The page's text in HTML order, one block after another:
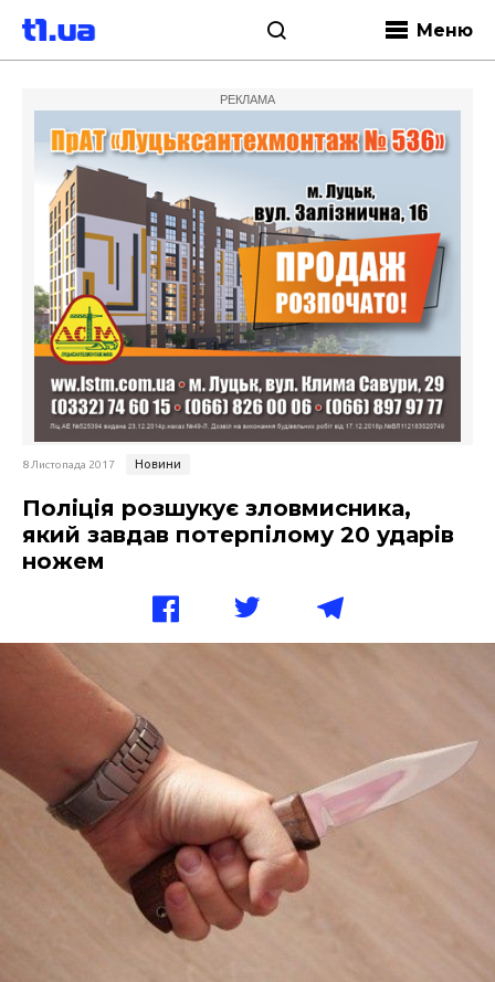
Меню
РЕКЛАМА
8 Листопада 2017 Новини
Поліція розшукує зловмисника,
який завдав потерпілому 20 ударів
ножем